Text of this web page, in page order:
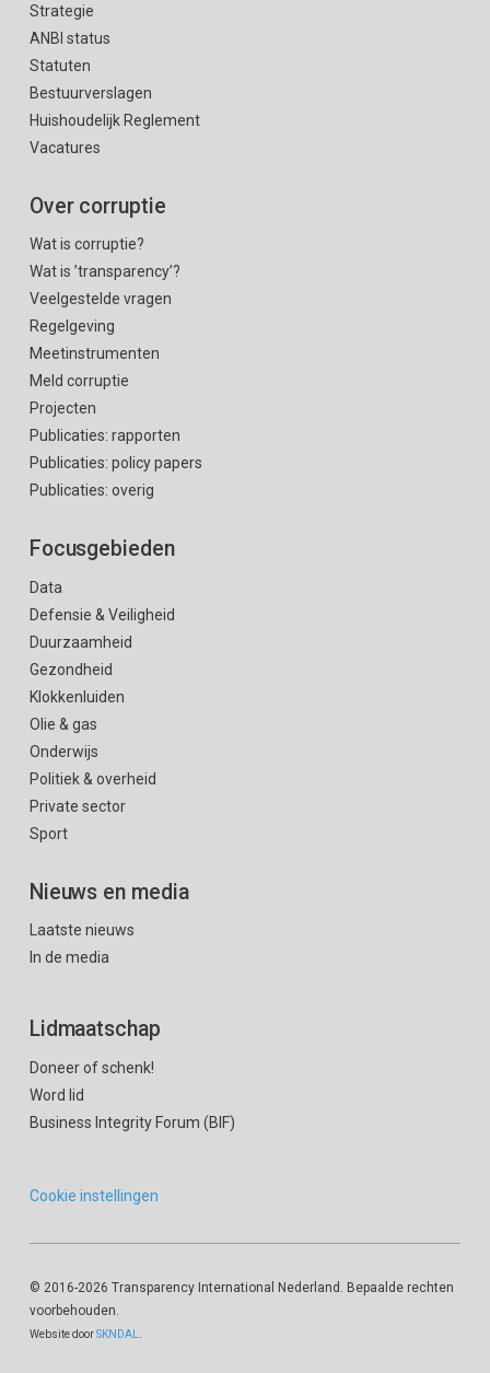
Strategie
ANBI status
Statuten
Bestuurverslagen
Huishoudelijk Reglement
Vacatures
Over corruptie
Wat is corruptie?
Wat is ’transparency’?
Veelgestelde vragen
Regelgeving
Meetinstrumenten
Meld corruptie
Projecten
Publicaties: rapporten
Publicaties: policy papers
Publicaties: overig
Focusgebieden
Data
Defensie & Veiligheid
Duurzaamheid
Gezondheid
Klokkenluiden
Olie & gas
Onderwijs
Politiek & overheid
Private sector
Sport
Nieuws en media
Laatste nieuws
In de media
Lidmaatschap
Doneer of schenk!
Word lid
Business Integrity Forum (BIF)
Cookie instellingen
© 2016-2026 Transparency International Nederland. Bepaalde rechten
voorbehouden.
Website doorSKNDAL